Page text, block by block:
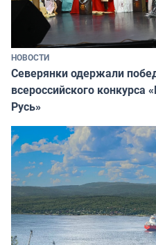
НОВОСТИ
Северянки одержали
всероссийского конкурса
Русь»